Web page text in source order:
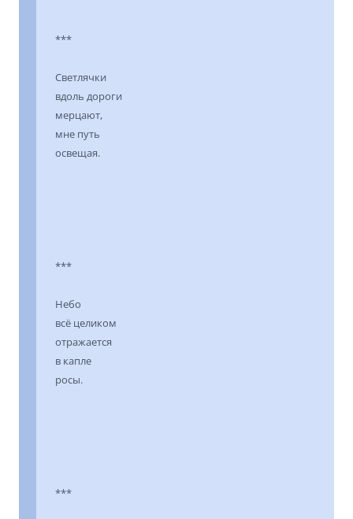
***
Светлячки
вдоль дороги
мерцают,
мне путь
освещая.
***
Небо
всё целиком
отражается
в капле
росы.
***